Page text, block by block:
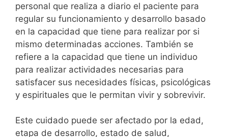
personal que realiza a diario el paciente para
regular su funcionamiento y desarrollo basado
en la capacidad que tiene para realizar por si
mismo determinadas acciones. También se
refiere a la capacidad que tiene un individuo
para realizar actividades necesarias para
satisfacer sus necesidades físicas, psicológicas
y espirituales que le permitan vivir y sobrevivir.
Este cuidado puede ser afectado por la edad,
etapa de desarrollo, estado de salud,